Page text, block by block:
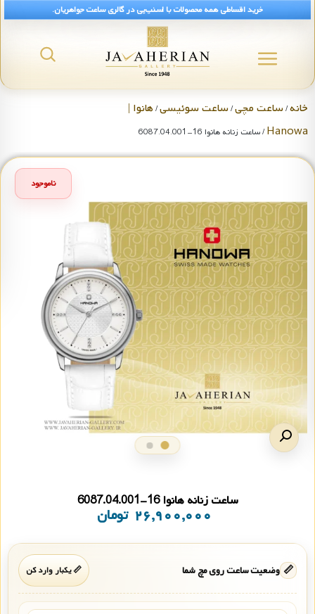
خرید اقساطی همه محصولات با اسنپ‌پی در گالری ساعت جواهریان.
خانه/ساعت مچی/ساعت سوئیسی/ هانوا |
Hanowa/ ساعت زنانه هانوا 16-6087.04.001
ناموجود
ساعت زنانه هانوا 16-6087.04.001
۲۶,۹۰۰,۰۰۰ تومان
📏 وضعیت ساعت روی مچ شما 📏 یکبار وارد کن